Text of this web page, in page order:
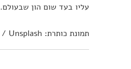
עליו בעד שום הון שבעולם.
תמונת כותרת: Joel Filipe / Unsplash